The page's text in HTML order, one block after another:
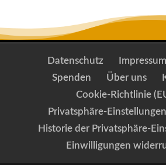
Datenschutz Impressum
Spenden
Über uns
Cookie-Richtlinie
Privatsphäre-
Historie der Privatsphäre-
Einwilligungen